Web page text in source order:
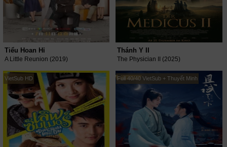
Tiểu Hoan Hỉ
A Little Reunion (2019)
Thánh Y II
The Physician II (2025)
VietSub HD Full 40/40 VietSub + Thuyết Minh